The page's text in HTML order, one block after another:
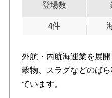
登場数
4件
外航・内航海運業を展
穀物、スラグなどのば
ています。